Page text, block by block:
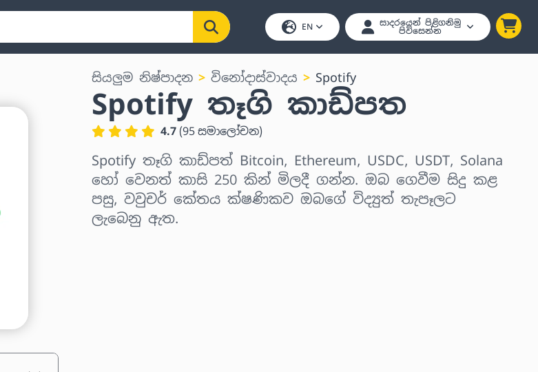
EN සාදරයෙන් පිළිගනිමු
පිවිසෙන්න
සියලුම නිෂ්පාදන විනෝදාස්වාදය Spotify
Spotify තෑගි කාඩ්පත
4.7 (95සමාලෝචන)
Spotify තෑගි කාඩ්පත් Bitcoin, Ethereum, USDC, USDT, Solana
හෝ වෙනත් කාසි 250 කින් මිලදී ගන්න. ඔබ ගෙවීම සිදු කළ
පසු, වවුචර් කේතය ක්ෂණිකව ඔබගේ විද්‍යුත් තැපෑලට
ලැබෙනු ඇත.